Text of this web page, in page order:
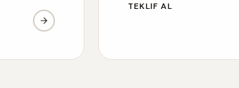
TEKLIF AL